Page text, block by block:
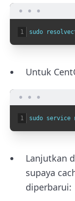
1 sudo
Untuk
1 sudo service
Lanjutkan
supaya
diperbarui: